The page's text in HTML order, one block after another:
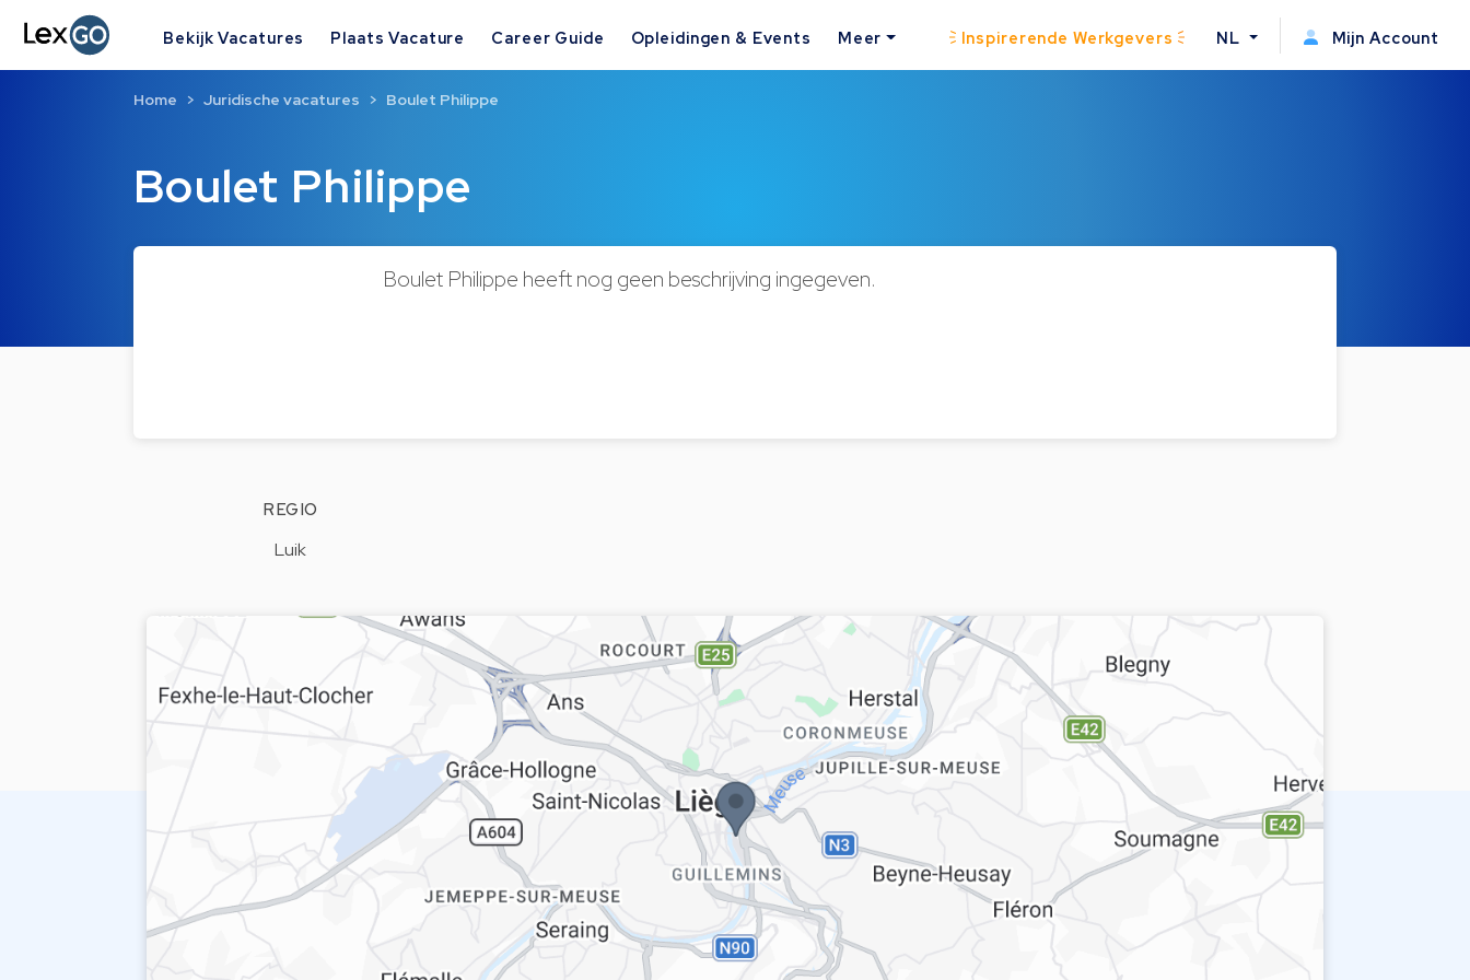
Bekijk Vacatures Plaats Vacature Career Guide Opleidingen & Events Meer Inspirerende Werkgevers NL Mijn Account
Boulet Philippe
Home Juridische vacatures Boulet Philippe
Boulet Philippe heeft nog geen beschrijving ingegeven.
REGIO
Luik